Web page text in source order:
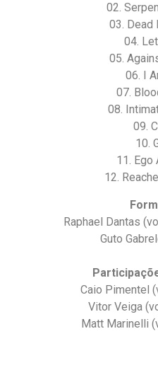
02.
03. Dead
04.
05.
06. I
07.
08.
09.
10.
11. Ego
12.
Raphael Dantas
Guto
Caio Pimentel
Vitor Veiga
Matt Marinelli